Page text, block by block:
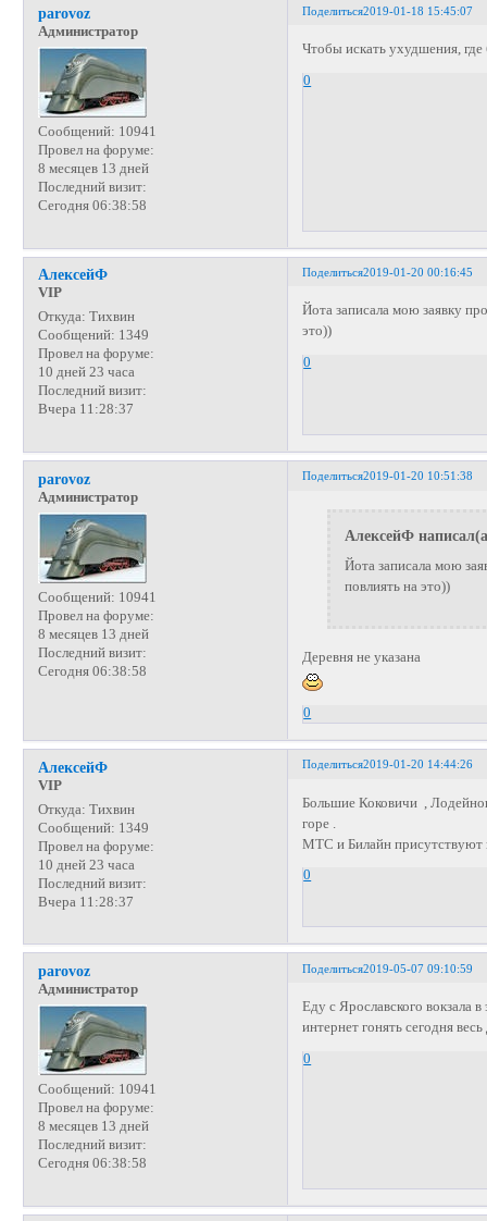
Поделиться2019-01-18 15:45:07
parovoz
Администратор
Сообщений: 10941
Провел на форуме:
8 месяцев 13 дней
Последний визит:
Сегодня 06:38:58
Чтобы искать ухудшения, где
0
Поделиться2019-01-20 00:16:45
АлексейФ
VIP
Откуда: Тихвин
Сообщений: 1349
Провел на форуме:
10 дней 23 часа
Последний визит:
Вчера 11:28:37
Йота записала мою заявку
это))
0
Поделиться2019-01-20 10:51:38
parovoz
Администратор
Сообщений: 10941
Провел на форуме:
8 месяцев 13 дней
Последний визит:
Сегодня 06:38:58
АлексейФ
Йота записала мою
повлиять на это))
Деревня не указана
0
Поделиться2019-01-20 14:44:26
АлексейФ
VIP
Откуда: Тихвин
Сообщений: 1349
Провел на форуме:
10 дней 23 часа
Последний визит:
Вчера 11:28:37
Большие Коковичи ,
горе .
МТС и Билайн присутствуют
0
Поделиться2019-05-07 09:10:59
parovoz
Администратор
Сообщений: 10941
Провел на форуме:
8 месяцев 13 дней
Последний визит:
Сегодня 06:38:58
Еду с Ярославского вокзала
интернет гонять сегодня
0